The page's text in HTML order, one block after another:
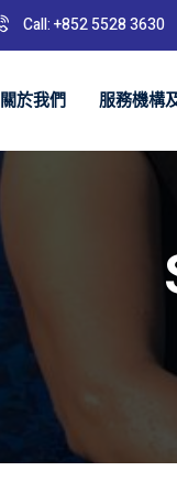
Call: +852 5528 3630
關於我們 服務​機構